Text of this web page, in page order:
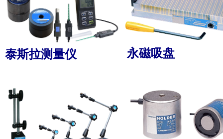
泰斯拉测量仪 永磁吸盘